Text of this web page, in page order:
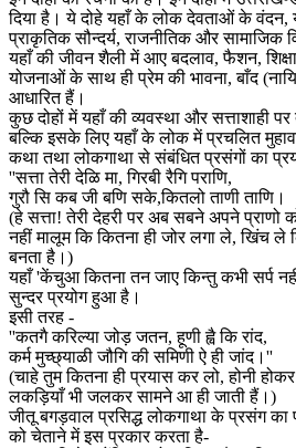
दिया है। ये दोहे यहाँ के लोक देवताओं के वंदन,
प्राकृतिक सौन्दर्य, राजनीतिक और सामाजिक
यहाँ की जीवन शैली में आए बदलाव, फैशन, शिक्षा
योजनाओं के साथ ही प्रेम की भावना, बाँद
आधारित हैं।
कुछ दोहों में यहाँ की व्यवस्था और सत्ताशाही
बल्कि इसके लिए यहाँ के लोक में प्रचलित
कथा तथा लोकगाथा से संबंधित प्रसंगों का
''सत्ता तेरी देळि मा, गिरबी रैगि पराणि,
गुरौ सि कब जी बणि सके,कितलो ताणी ताणि।
(हे सत्ता! तेरी देहरी पर अब सबने अपने प्राणो
नहीं मालूम कि कितना ही जोर लगा ले, खिंच
बनता है।)
यहाँ 'केंचुआ कितना तन जाए किन्तु कभी सर्प
सुन्दर प्रयोग हुआ है।
इसी तरह -
''कतगै करिल्या जोड़ जतन, हूणी ह्वै कि रांद,
कर्म मुच्छ्याळी जौगि की समिणी ऐ ही जांद।''
(चाहे तुम कितना ही प्रयास कर लो, होनी
लकड़ियाँ भी जलकर सामने आ ही जाती हैं।)
जीतू बगड़वाल प्रसिद्ध लोकगाथा के प्रसंग का
को चेताने में इस प्रकार करता है-